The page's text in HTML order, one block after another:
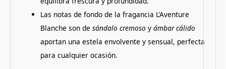
Las notas de fondo de la fragancia L’Aventure
Blanche son de sándalo cremoso y ámbar cálido
aportan una estela envolvente y sensual, perfecta
para cualquier ocasión.